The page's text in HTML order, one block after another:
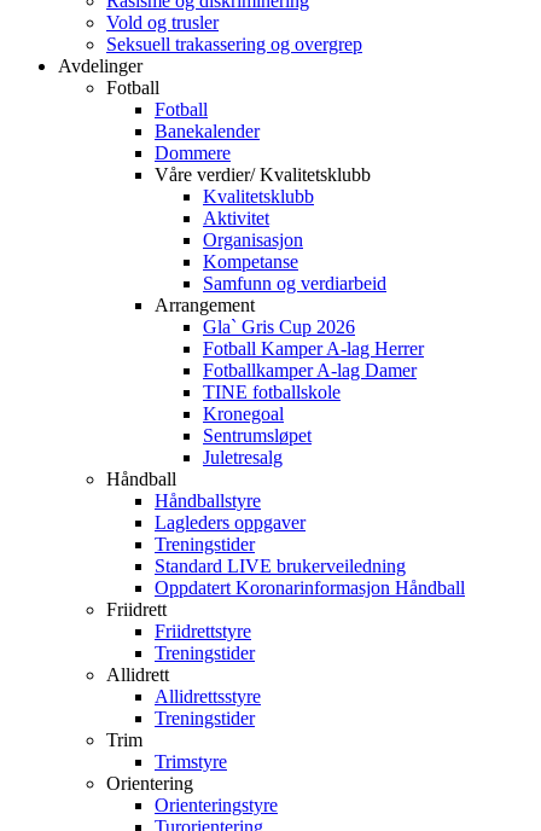
Vold og trusler
Seksuell trakassering og overgrep
Avdelinger
Fotball
Fotball
Banekalender
Dommere
Våre verdier/ Kvalitetsklubb
Kvalitetsklubb
Aktivitet
Organisasjon
Kompetanse
Samfunn og verdiarbeid
Arrangement
Gla` Gris Cup 2026
Fotball Kamper A-lag Herrer
Fotballkamper A-lag Damer
TINE fotballskole
Kronegoal
Sentrumsløpet
Juletresalg
Håndball
Håndballstyre
Lagleders oppgaver
Treningstider
Standard LIVE brukerveiledning
Oppdatert Koronarinformasjon Håndball
Friidrett
Friidrettstyre
Treningstider
Allidrett
Allidrettsstyre
Treningstider
Trim
Trimstyre
Orientering
Orienteringstyre
Turorientering